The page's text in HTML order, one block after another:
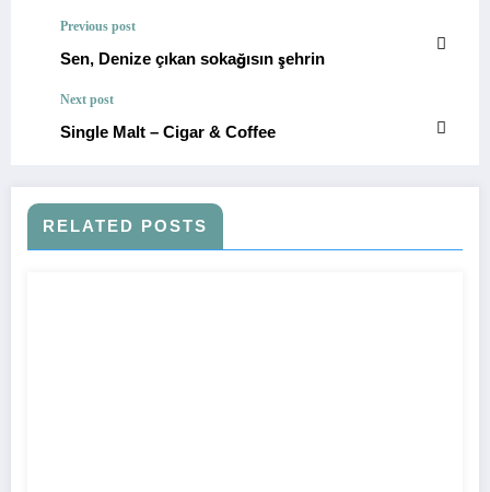
Previous post
Sen, Denize çıkan sokağısın şehrin
Next post
Single Malt – Cigar & Coffee
RELATED POSTS